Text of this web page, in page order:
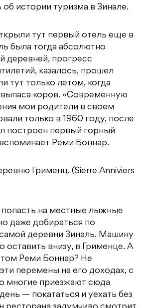
об истории туризма в Зинале.
тут первый отель еще в
была тогда абсолютно
деревней, прогресс
казалось, прошел
тут только летом, когда
выпаса коров. «Современную
мои родители в своем
только в 1960 году, после
построен первый горный
Реми Боннар.
Грименц. (Sierre Anniviers
на местные лыжные
даже добираться по
деревни Зиналь. Машину
оставить внизу, в Грименце. А
Реми Боннар? Не
перемены на его доходах, с
многие приезжают сюда
— покататься и уехать без